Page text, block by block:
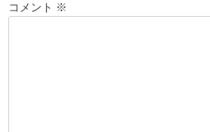
コメント ※